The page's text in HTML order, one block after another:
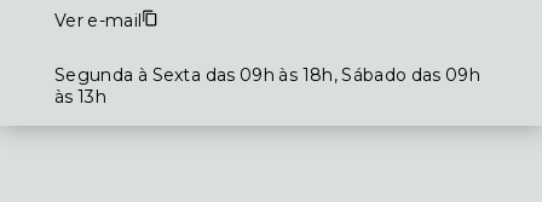
Ver e-mail
Segunda à Sexta das 09h às 18h, Sábado das 09h
às 13h